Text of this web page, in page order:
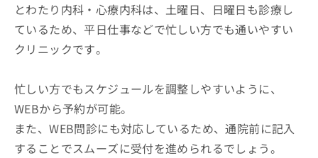
とわたり内科・心療内科は、土曜日、日曜日も診療し
ているため、平日仕事などで忙しい方でも通いやすい
クリニックです。
忙しい方でもスケジュールを調整しやすいように、
WEBから予約が可能。
また、WEB問診にも対応しているため、通院前に記入
することでスムーズに受付を進められるでしょう。